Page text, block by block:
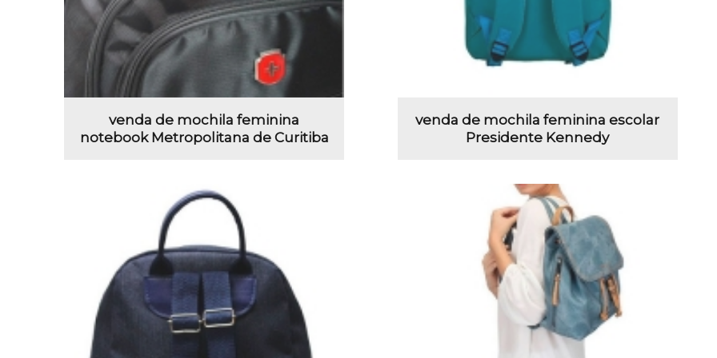
venda de mochila feminina
notebook Metropolitana de Curitiba
venda de mochila feminina escolar
Presidente Kennedy